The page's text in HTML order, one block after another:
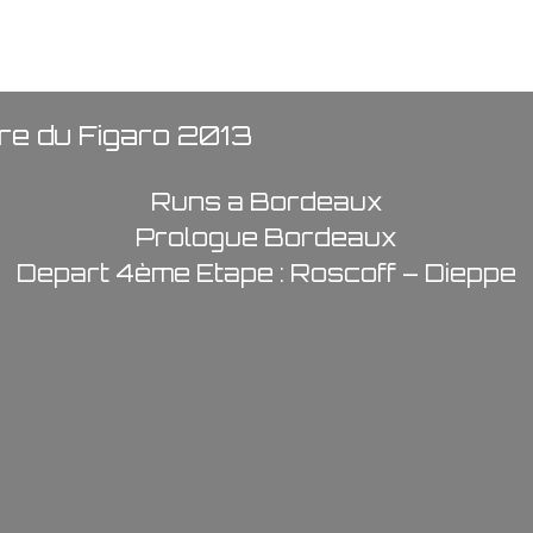
du Figaro 2013
Runs a Bordeaux
Prologue Bordeaux
Depart 4ème Etape : Roscoff – Dieppe